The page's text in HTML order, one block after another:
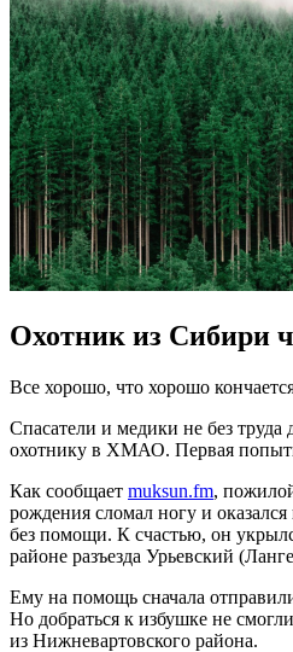
Охотник из Сибири
Все хорошо, что хорошо
Спасатели и медики не без труда
охотнику в ХМАО. Первая
Как сообщает muksun.fm,
рождения сломал ногу и
без помощи. К счастью, он
районе разъезда Урьевский
Ему на помощь сначала
Но добраться к избушке не
из Нижневартовского района.